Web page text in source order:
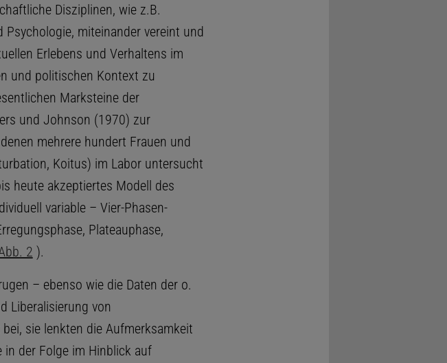
Disziplinen, wie z.B.
miteinander vereint und
Erlebens und Verhaltens im
und politischen Kontext zu
Marksteine der
und Johnson (1970) zur
mehrere hundert Frauen und
Koitus) im Labor untersucht
heute akzeptiertes Modell des
variable – Vier-Phasen-
Plateauphase,
2 ).
– ebenso wie die Daten der o.
Liberalisierung von
sie lenkten die Aufmerksamkeit
in der Folge im Hinblick auf